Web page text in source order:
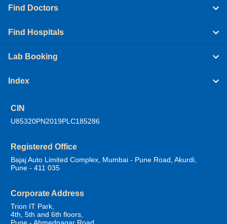
Find Doctors
Find Hospitals
Lab Booking
Index
CIN
U85320PN2019PLC185286
Registered Office
Bajaj Auto Limited Complex, Mumbai - Pune Road, Akurdi,
Pune - 411 035
Corporate Address
Trion IT Park,
4th, 5th and 6th floors,